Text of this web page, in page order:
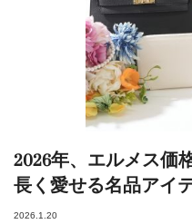
2026年、エルメス価
長く愛せる名品アイ
2026.1.20